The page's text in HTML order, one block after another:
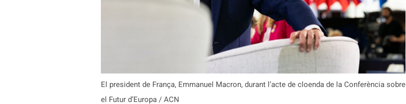
El president de França, Emmanuel Macron, durant l’acte de cloenda de la Conferència sobre
el Futur d’Europa / ACN